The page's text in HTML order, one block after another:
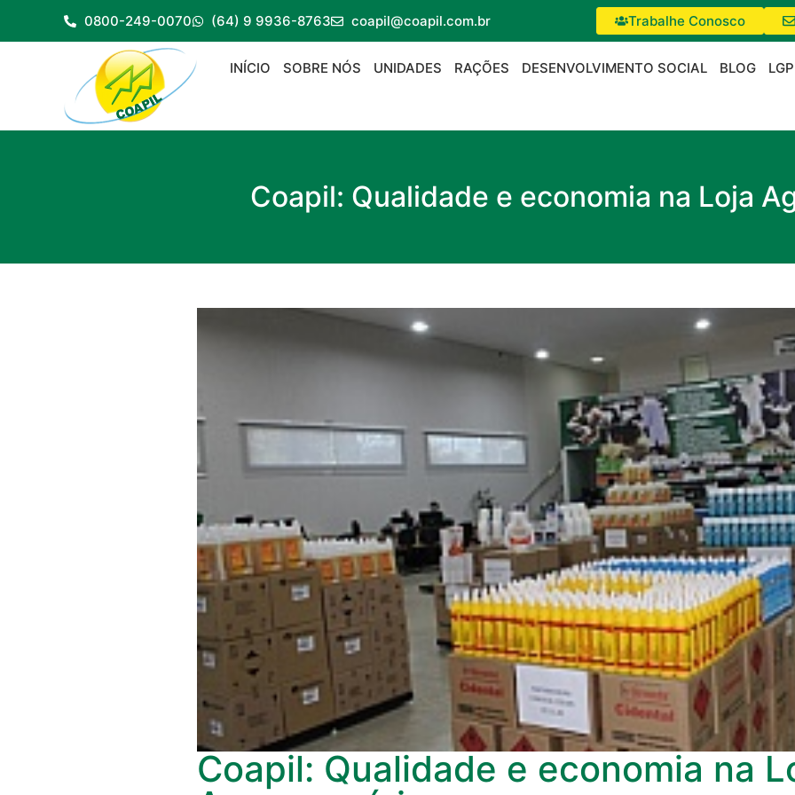
0800-249-0070 (64) 9 9936-8763 coapil@coapil.com.br Trabalhe Conosco
INÍCIO SOBRE NÓS UNIDADES RAÇÕES DESENVOLVIMENTO SOCIAL BLOG
Coapil: Qualidade e economia na Loja
Coapil: Qualidade e economia na